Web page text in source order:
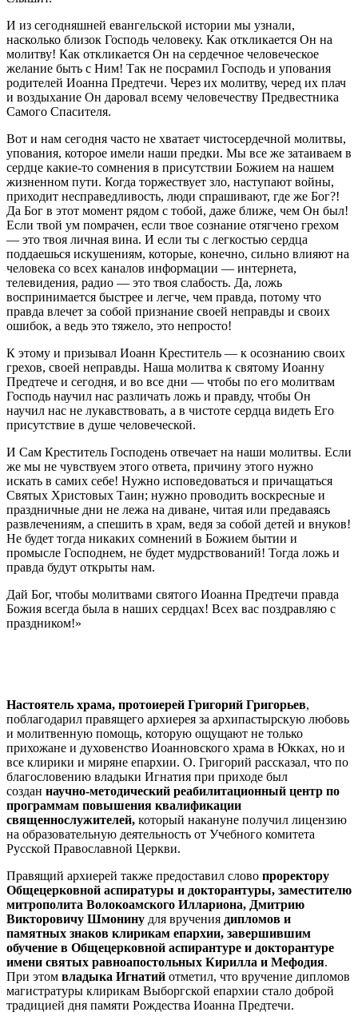
И из сегодняшней евангельской истории мы узнали,
насколько близок Господь человеку. Как откликается Он на
молитву! Как откликается Он на сердечное человеческое
желание быть с Ним! Так не посрамил Господь и упования
родителей Иоанна Предтечи. Через их молитву, черед их плач
и воздыхание Он даровал всему человечеству Предвестника
Самого Спасителя.
Вот и нам сегодня часто не хватает чистосердечной молитвы,
упования, которое имели наши предки. Мы все же затаиваем в
сердце какие-то сомнения в присутствии Божием на нашем
жизненном пути. Когда торжествует зло, наступают войны,
приходит несправедливость, люди спрашивают, где же Бог?!
Да Бог в этот момент рядом с тобой, даже ближе, чем Он был!
Если твой ум помрачен, если твое сознание отягчено грехом
— это твоя личная вина. И если ты с легкостью сердца
поддаешься искушениям, которые, конечно, сильно влияют на
человека со всех каналов информации — интернета,
телевидения, радио — это твоя слабость. Да, ложь
воспринимается быстрее и легче, чем правда, потому что
правда влечет за собой признание своей неправды и своих
ошибок, а ведь это тяжело, это непросто!
К этому и призывал Иоанн Креститель — к осознанию своих
грехов, своей неправды. Наша молитва к святому Иоанну
Предтече и сегодня, и во все дни — чтобы по его молитвам
Господь научил нас различать ложь и правду, чтобы Он
научил нас не лукавствовать, а в чистоте сердца видеть Его
присутствие в душе человеческой.
И Сам Креститель Господень отвечает на наши молитвы. Если
же мы не чувствуем этого ответа, причину этого нужно
искать в самих себе! Нужно исповедоваться и причащаться
Святых Христовых Таин; нужно проводить воскресные и
праздничные дни не лежа на диване, читая или предаваясь
развлечениям, а спешить в храм, ведя за собой детей и внуков!
Не будет тогда никаких сомнений в Божием бытии и
промысле Господнем, не будет мудрствований! Тогда ложь и
правда будут открыты нам.
Дай Бог, чтобы молитвами святого Иоанна Предтечи правда
Божия всегда была в наших сердцах! Всех вас поздравляю с
праздником!»
Настоятель храма, протоиерей Григорий Григорьев,
поблагодарил правящего архиерея за архипастырскую любовь
и молитвенную помощь, которую ощущают не только
прихожане и духовенство Иоанновского храма в Юкках, но и
все клирики и миряне епархии. О. Григорий рассказал, что по
благословению владыки Игнатия при приходе был
создан научно-методический реабилитационный центр по
программам повышения квалификации
священнослужителей, который накануне получил лицензию
на образовательную деятельность от Учебного комитета
Русской Православной Церкви.
Правящий архиерей также предоставил слово проректору
Общецерковной аспиратуры и докторантуры, заместителю
митрополита Волокоамского Иллариона, Дмитрию
Викторовичу Шмонину для вручения дипломов и
памятных знаков клирикам епархии, завершившим
обучение в Общецерковной аспирантуре и докторантуре
имени святых равноапостольных Кирилла и Мефодия.
При этом владыка Игнатий отметил, что вручение дипломов
магистратуры клирикам Выборгской епархии стало доброй
традицией дня памяти Рождества Иоанна Предтечи.